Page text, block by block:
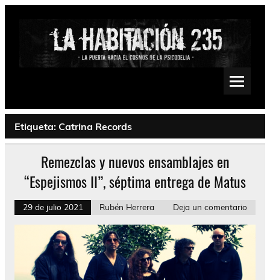
Saltar
Psychedelic, Stoner, Doom, Sludge, Fuzz, Space, Drone
Etiqueta: Catrina Records
Remezclas y nuevos ensamblajes en
“Espejismos II”, séptima entrega de Matus
29 de julio 2021 Rubén Herrera Deja un comentario